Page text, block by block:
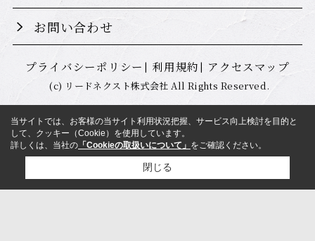
お問い合わせ
プライバシーポリシー 利用規約 アクセスマップ
(c) リードネクスト株式会社 All Rights Reserved.
当サイトでは、お客様の当サイト利用状況把握、サービス向上検討を目的と
して、クッキー（Cookie）を使用しています。
詳しくは、当社の 「Cookieの取扱いについて」 をご確認ください。
閉じる